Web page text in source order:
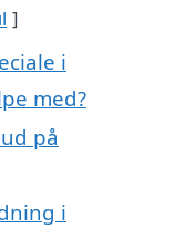
i
med?
på
i